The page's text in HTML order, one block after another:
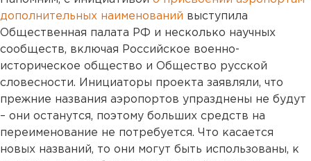
дополнительных наименований выступила
Общественная палата РФ и несколько научных
сообществ, включая Российское военно-
историческое общество и Общество русской
словесности. Инициаторы проекта заявляли, что
прежние названия аэропортов упразднены не будут
– они останутся, поэтому больших средств на
переименование не потребуется. Что касается
новых названий, то они могут быть использованы, к